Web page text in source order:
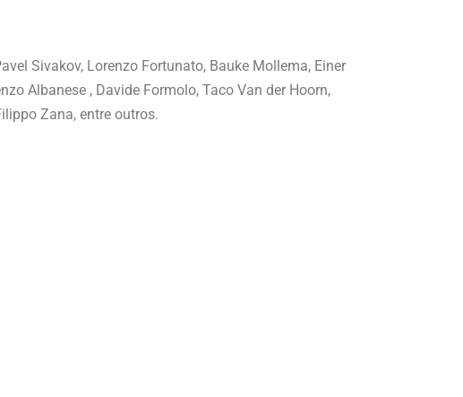
Sivakov, Lorenzo Fortunato, Bauke Mollema, Einer
Albanese , Davide Formolo, Taco Van der Hoorn,
Zana, entre outros.